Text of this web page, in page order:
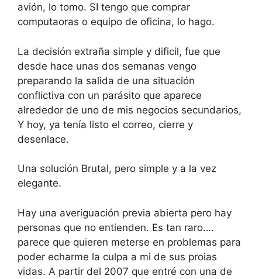
avión, lo tomo. SI tengo que comprar
computaoras o equipo de oficina, lo hago.
La decisión extraña simple y dificil, fue que
desde hace unas dos semanas vengo
preparando la salida de una situación
conflictiva con un parásito que aparece
alrededor de uno de mis negocios secundarios,
Y hoy, ya tenía listo el correo, cierre y
desenlace.
Una solución Brutal, pero simple y a la vez
elegante.
Hay una averiguación previa abierta pero hay
personas que no entienden. Es tan raro….
parece que quieren meterse en problemas para
poder echarme la culpa a mi de sus proias
vidas. A partir del 2007 que entré con una de